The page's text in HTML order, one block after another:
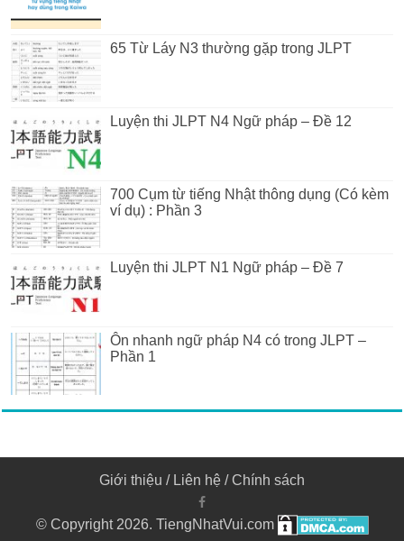
65 Từ Láy N3 thường gặp trong JLPT
Luyện thi JLPT N4 Ngữ pháp – Đề 12
700 Cụm từ tiếng Nhật thông dụng (Có kèm
ví dụ) : Phần 3
Luyện thi JLPT N1 Ngữ pháp – Đề 7
Ôn nhanh ngữ pháp N4 có trong JLPT –
Phần 1
Giới thiệu / Liên hệ /Chính sách
© Copyright 2026. TiengNhatVui.com